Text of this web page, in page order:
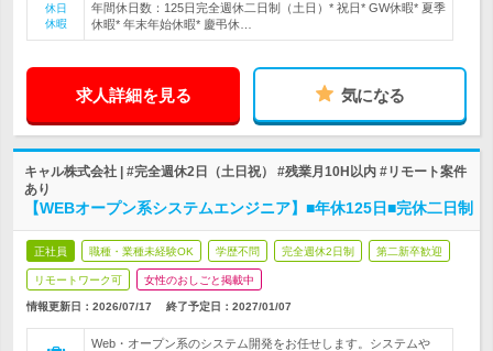
休日
休暇
年間休日数：125日完全週休二日制（土日）* 祝日* GW休暇* 夏季
休暇* 年末年始休暇* 慶弔休…
求人詳細を見る 気になる
キャル株式会社 | #完全週休2日（土日祝） #残業月10H以内 #リモート案件
あり
【WEBオープン系システムエンジニア】■年休125日■完休二日制
正社員 職種・業種未経験OK 学歴不問 完全週休2日制 第二新卒歓迎
リモートワーク可 女性のおしごと掲載中
情報更新日：2026/07/17 終了予定日： 2027/01/07
Web・オープン系のシステム開発をお任せします。システムや